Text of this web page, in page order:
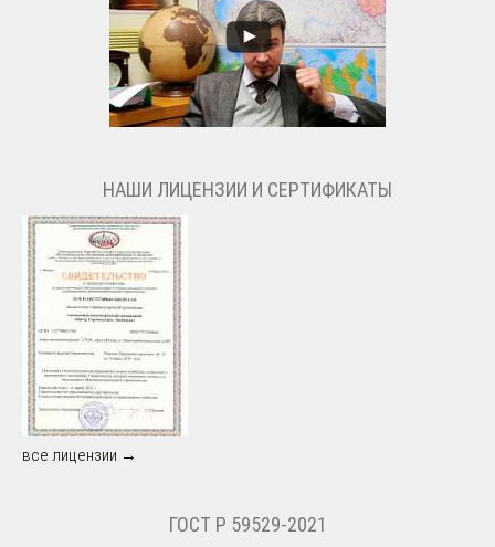
НАШИ ЛИЦЕНЗИИ И СЕРТИФИКАТЫ
все лицензии →
ГОСТ Р 59529-2021